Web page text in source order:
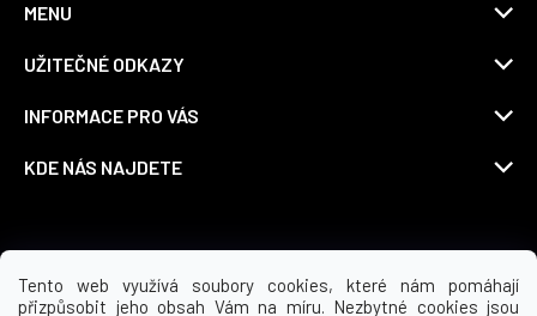
Tento web využívá soubory cookies, které nám pomáhají
přizpůsobit jeho obsah Vám na míru. Nezbytné cookies jsou
MENU
UŽITEČNÉ ODKAZY
INFORMACE PRO VÁS
KDE NÁS NAJDETE
Možnosti dopravy